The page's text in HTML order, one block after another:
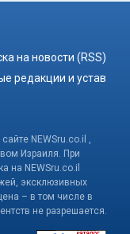
на новости (RSS)
редакции и устав
NEWSru.co.il ,
Израиля. При
на NEWSru.co.il
эксклюзивных
– в том числе в
не разрешается.